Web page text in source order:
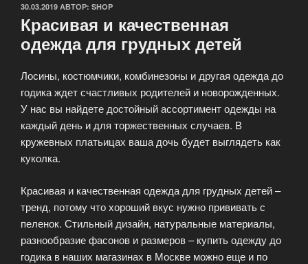
ОПУБЛИКОВАНО
30.03.2019 АВТОР: SHOP
Красивая и качественная
одежда для грудных детей
Лосины, костюмчики, комбинезоны и другая одежда до
годика ждет счастливых родителей и новорожденных.
У нас вы найдете достойный ассортимент одежды на
каждый день и для торжественных случаев. В
кружевных платьицах ваша дочь будет выглядеть как
куколка.
Красивая и качественная одежда для грудных детей –
тренд, потому что хороший вкус нужно прививать с
пеленок. Стильный дизайн, натуральные материалы,
разнообразие фасонов и размеров – купить одежду до
годика в наших магазинах в Москве можно еще и по